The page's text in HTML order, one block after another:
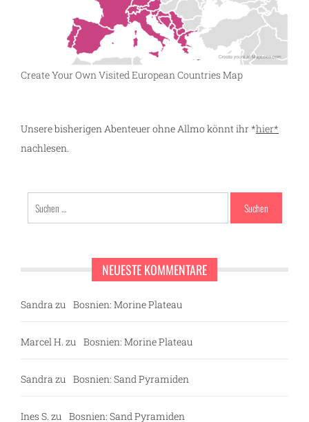
Create Your Own Visited European Countries Map
Unsere bisherigen Abenteuer ohne Allmo könnt ihr *hier*
nachlesen.
Suchen
nach:
NEUESTE KOMMENTARE
Sandra zu Bosnien: Morine Plateau
Marcel H. zu Bosnien: Morine Plateau
Sandra zu Bosnien: Sand Pyramiden
Ines S. zu Bosnien: Sand Pyramiden